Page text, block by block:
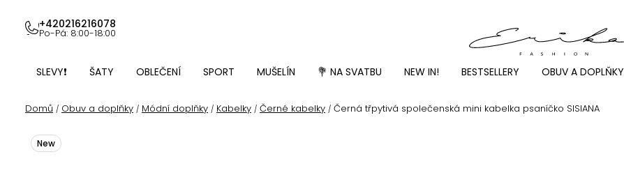
obsah
+420216216078
Po-Pá: 8:00-18:00
SLEVY❗ ŠATY OBLEČENÍ SPORT MUŠELÍN 💐 NA SVATBU NEW IN! BESTSELLERY OBUV A DOPLŇKY
Domů / Obuv a doplňky / Módní doplňky / Kabelky / Černé kabelky / Černá třpytivá společenská mini kabelka psaníčko SISIANA
New